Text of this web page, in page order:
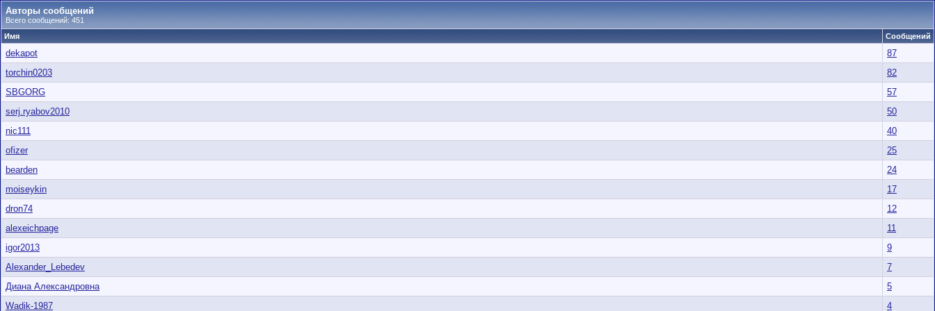
Авторы сообщений
Всего сообщений: 451
Имя
Сообщений
dekapot
87
torchin0203
82
SBGORG
57
serj.ryabov2010
50
nic111
40
ofizer
25
bearden
24
moiseykin
17
dron74
12
alexeichpage
11
igor2013
9
Alexander_Lebedev
7
Диана Александровна
5
Wadik-1987
4